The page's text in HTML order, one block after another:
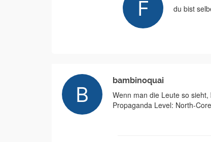
du bist
bambinoquai
Wenn man die Leute so
Propaganda Level: North-